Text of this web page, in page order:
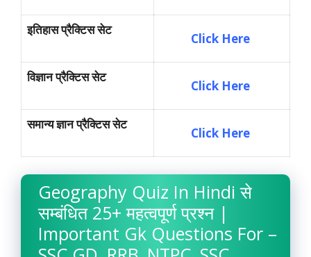
इतिहास प्रैक्टिस सेट
Click Here
विज्ञान प्रैक्टिस सेट
Click Here
समान्य ज्ञान प्रैक्टिस सेट
Click Here
Geography Quiz In Hindi से
सम्बंधित 25+ महत्वपूर्ण प्रश्न |
Important Gk Questions For –